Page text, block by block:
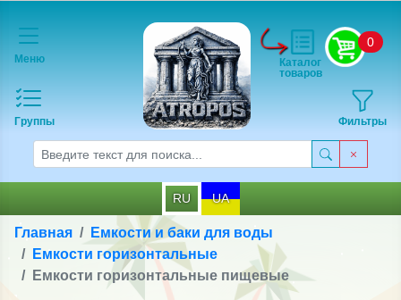
Меню
Группы
0
Фильтры
Каталог
товаров
RU UA
Главная
Емкости и баки для воды
Емкости горизонтальные
Емкости горизонтальные пищевые